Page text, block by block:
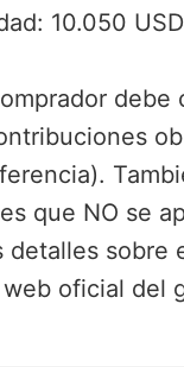
10.050 USD
debe
que NO se
sobre
oficial del